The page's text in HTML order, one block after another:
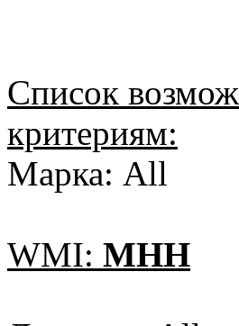
Список
критериям:
Марка: All
WMI: MHH